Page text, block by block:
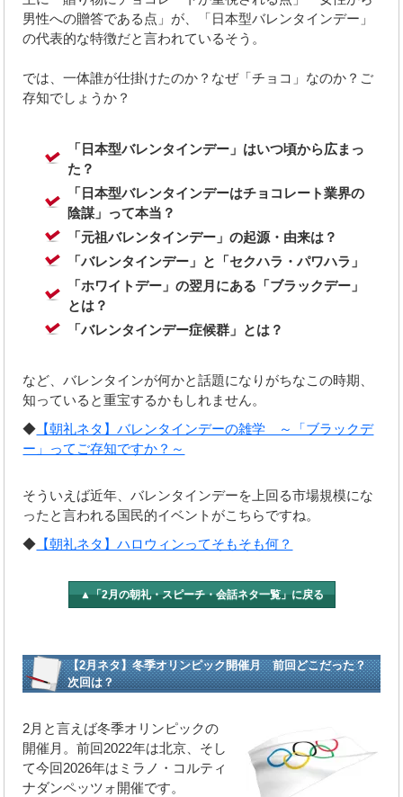
男性への贈答である点」が、「日本型バレンタインデー」
の代表的な特徴だと言われているそう。
では、一体誰が仕掛けたのか？なぜ「チョコ」なのか？ご
存知でしょうか？
「日本型バレンタインデー」はいつ頃から広まっ
た？
「日本型バレンタインデーはチョコレート業界の
陰謀」って本当？
「元祖バレンタインデー」の起源・由来は？
「バレンタインデー」と「セクハラ・パワハラ」
「ホワイトデー」の翌月にある「ブラックデー」
とは？
「バレンタインデー症候群」とは？
など、バレンタインが何かと話題になりがちなこの時期、
知っていると重宝するかもしれません。
◆ 【朝礼ネタ】バレンタインデーの雑学 ～「ブラックデ
ー」ってご存知ですか？～
そういえば近年、バレンタインデーを上回る市場規模にな
ったと言われる国民的イベントがこちらですね。
◆ 【朝礼ネタ】ハロウィンってそもそも何？
▲「2月の朝礼・スピーチ・会話ネタ一覧」に戻る
【2月ネタ】冬季オリンピック開催月 前回どこだった？
次回は？
2月と言えば冬季オリンピックの
開催月。前回2022年は北京、そし
て今回2026年はミラノ・コルティ
ナダンペッツォ開催です。